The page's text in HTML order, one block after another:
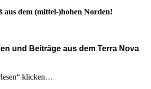
dem (mittel-)hohen Norden!
und Beiträge aus dem Terra Nova
klicken…